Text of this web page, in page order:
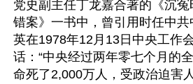
党史副主任丁龙嘉合著的《沉
错案》一书中，曾引用时任中共
英在1978年12月13日中央工作
话：“中央经过两年零七个月的
命死了2,000万人，受政治迫害